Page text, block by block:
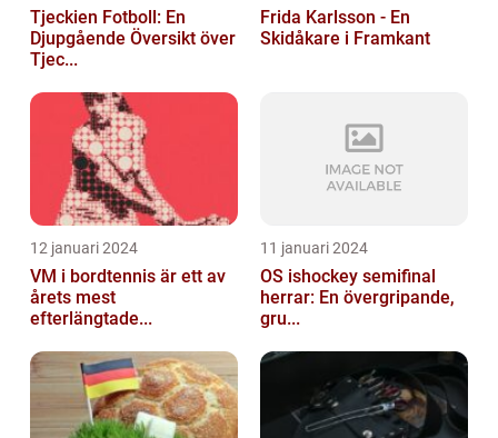
Tjeckien Fotboll: En
Djupgående Översikt över
Tjec...
Frida Karlsson - En
Skidåkare i Framkant
12 januari 2024
VM i bordtennis är ett av
årets mest
efterlängtade...
11 januari 2024
OS ishockey semifinal
herrar: En övergripande,
gru...